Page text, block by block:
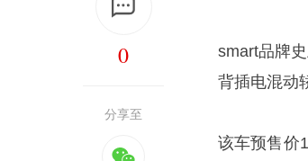
0
分享至
smart品牌
背插电混动
该车预售价